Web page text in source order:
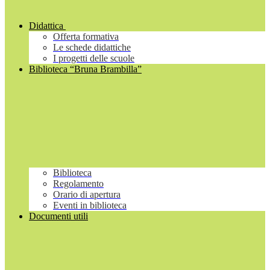
Didattica
Offerta formativa
Le schede didattiche
I progetti delle scuole
Biblioteca “Bruna Brambilla”
Biblioteca
Regolamento
Orario di apertura
Eventi in biblioteca
Documenti utili